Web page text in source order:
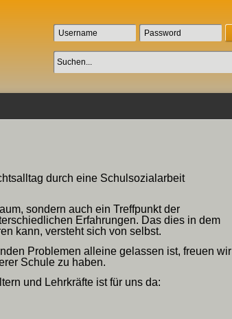
durch eine Schulsozialarbeit
sondern auch ein Treffpunkt der
Erfahrungen. Das dies in dem
kann, versteht sich von selbst.
Problemen alleine gelassen ist, freuen wir
Schule zu haben.
und Lehrkräfte ist für uns da: